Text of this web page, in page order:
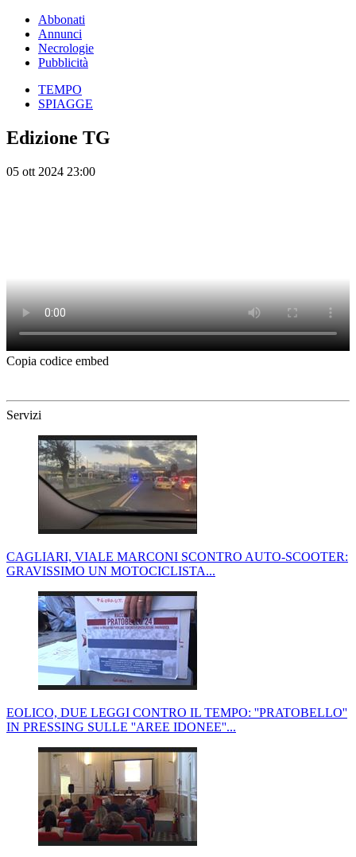
Abbonati
Annunci
Necrologie
Pubblicità
TEMPO
SPIAGGE
Edizione TG
05 ott 2024 23:00
Copia codice embed
Servizi
CAGLIARI, VIALE MARCONI SCONTRO AUTO-SCOOTER:
GRAVISSIMO UN MOTOCICLISTA...
EOLICO, DUE LEGGI CONTRO IL TEMPO: ''PRATOBELLO''
IN PRESSING SULLE ''AREE IDONEE''...